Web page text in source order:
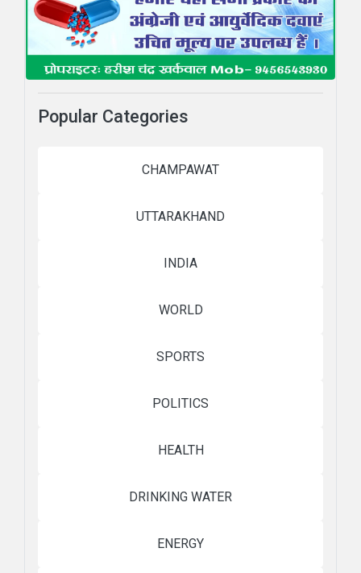
Popular Categories
CHAMPAWAT
UTTARAKHAND
INDIA
WORLD
SPORTS
POLITICS
HEALTH
DRINKING WATER
ENERGY